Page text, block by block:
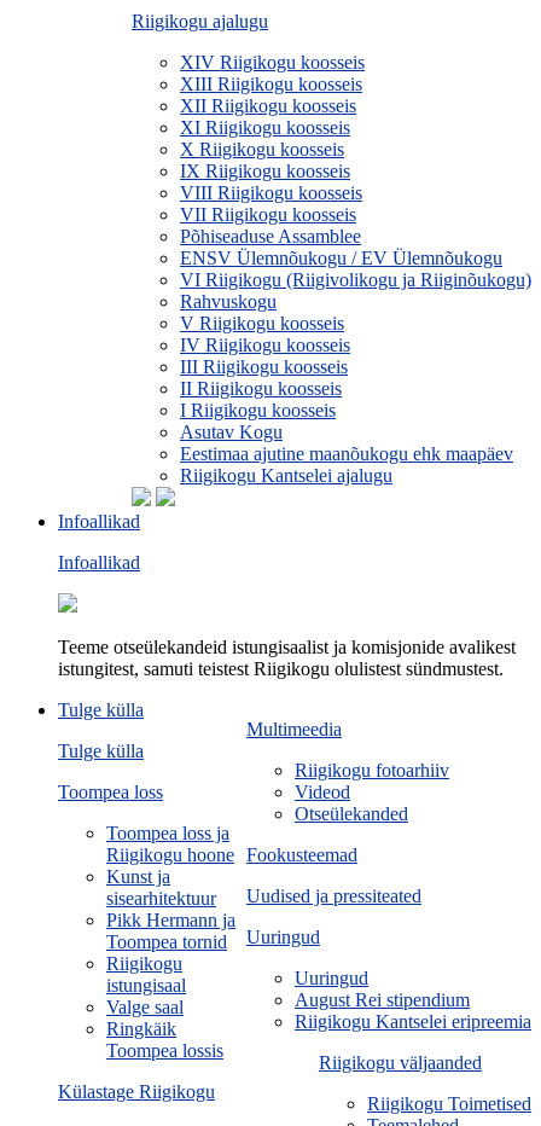
Riigikogu ajalugu
XIV Riigikogu koosseis
XIII Riigikogu koosseis
XII Riigikogu koosseis
XI Riigikogu koosseis
X Riigikogu koosseis
IX Riigikogu koosseis
VIII Riigikogu koosseis
VII Riigikogu koosseis
Põhiseaduse Assamblee
ENSV Ülemnõukogu / EV Ülemnõukogu
VI Riigikogu (Riigivolikogu ja Riiginõukogu)
Rahvuskogu
V Riigikogu koosseis
IV Riigikogu koosseis
III Riigikogu koosseis
II Riigikogu koosseis
I Riigikogu koosseis
Asutav Kogu
Eestimaa ajutine maanõukogu ehk maapäev
Riigikogu Kantselei ajalugu
Infoallikad
Infoallikad
Teeme otseülekandeid istungisaalist ja komisjonide avalikest
istungitest, samuti teistest Riigikogu olulistest sündmustest.
Multimeedia
Riigikogu fotoarhiiv
Videod
Otseülekanded
Fookusteemad
Uudised ja pressiteated
Uuringud
Uuringud
August Rei stipendium
Riigikogu Kantselei eripreemia
Riigikogu väljaanded
Riigikogu Toimetised
Tulge külla
Tulge külla
Toompea loss
Toompea loss ja
Riigikogu hoone
Kunst ja
sisearhitektuur
Pikk Hermann ja
Toompea tornid
Riigikogu
istungisaal
Valge saal
Ringkäik
Toompea lossis
Külastage Riigikogu